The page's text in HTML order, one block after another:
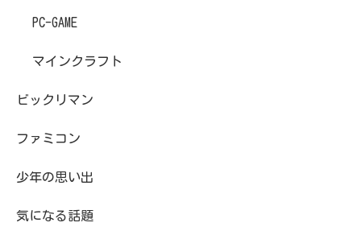
PC-GAME
マインクラフト
ビックリマン
ファミコン
少年の思い出
気になる話題